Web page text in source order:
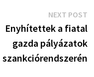
NEXT POST
Enyhítettek a fiatal
gazda pályázatok
szankciórendszerén